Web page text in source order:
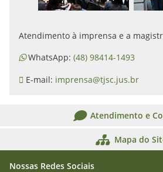
Atendimento à imprensa e a
WhatsApp: (48) 98414-1493
E-mail: imprensa@tjsc.jus.br
Atendimento e
Mapa do
Nossas Redes Sociais